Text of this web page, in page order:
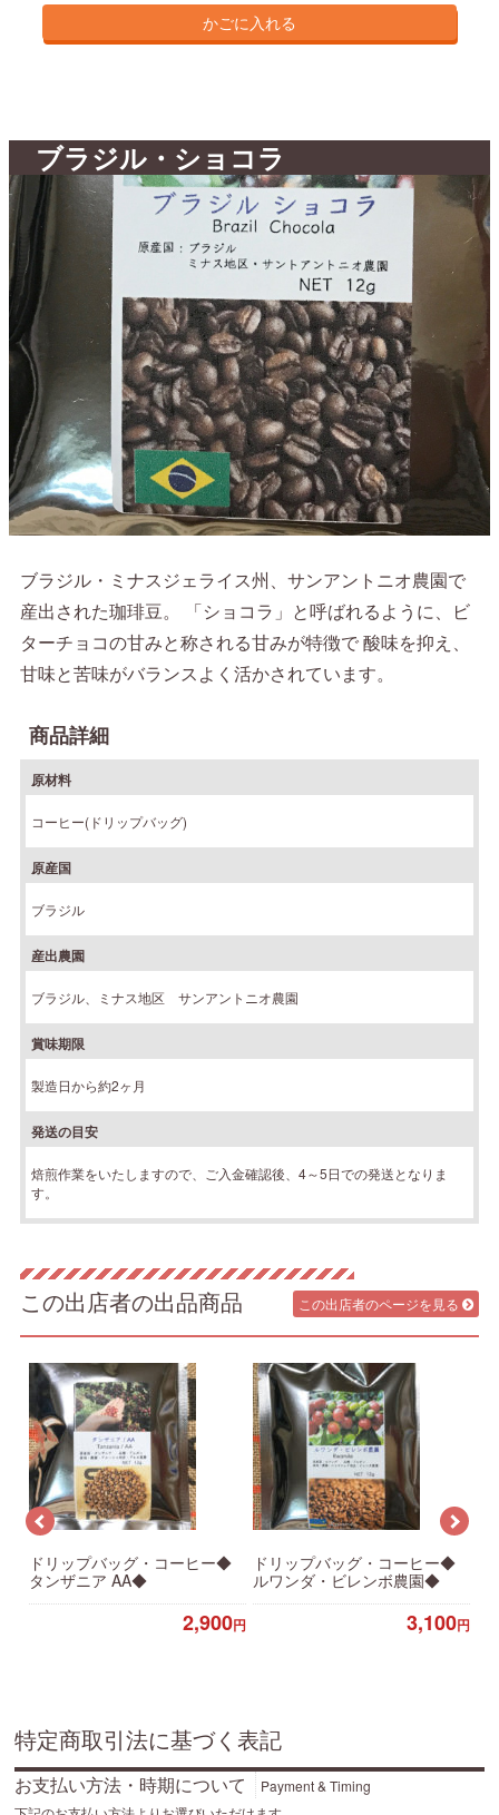
ブラジル・ショコラ
ブラジル・ミナスジェライス州、サンアントニオ農園で
産出された珈琲豆。 「ショコラ」と呼ばれるように、ビ
ターチョコの甘みと称される甘みが特徴で 酸味を抑え、
甘味と苦味がバランスよく活かされています。
商品詳細
原材料
コーヒー(ドリップバッグ)
原産国
ブラジル
産出農園
ブラジル、ミナス地区 サンアントニオ農園
賞味期限
製造日から約2ヶ月
発送の目安
焙煎作業をいたしますので、ご入金確認後、4～5日での発送となりま
す。
この出店者の出品商品 この出店者のページを見る
ドリップバッグ・コーヒー◆
タンザニア AA◆
2,900円
ドリップバッグ・コーヒー◆
ルワンダ・ビレンボ農園◆
3,100円
特定商取引法に基づく表記
お支払い方法・時期について
Payment & Timing